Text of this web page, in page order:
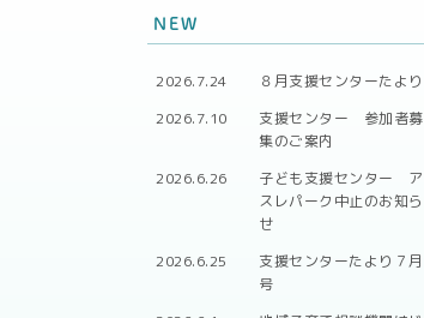
NEW
2026.7.24
８月支援センターたより
2026.7.10
支援センター 参加者募
集のご案内
2026.6.26
子ども支援センター ア
スレパーク中止のお知ら
せ
2026.6.25
支援センターたより７月
号